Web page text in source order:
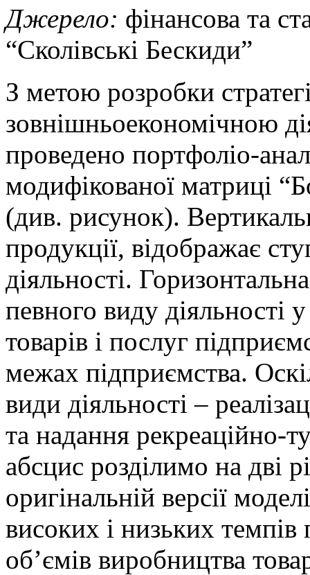
Джерело: фінансова та
“Сколівські Бескиди”
З метою розробки
зовнішньоекономічною
проведено портфоліо-
модифікованої матриці
(див. рисунок).
продукції, відображає
діяльності.
певного виду діяльності у
товарів і послуг
межах підприємства.
види діяльності –
та надання рекреаційно-
абсцис розділимо на дві
оригінальній версії
високих і низьких
об’ємів виробництва